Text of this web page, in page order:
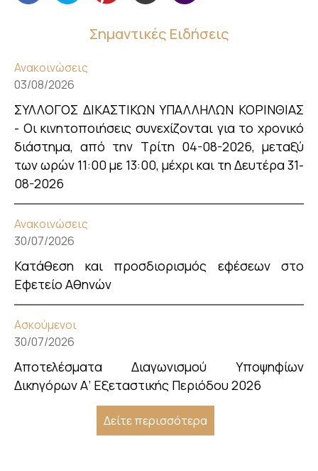
Σημαντικές Ειδήσεις
Ανακοινώσεις
03/08/2026
ΣΥΛΛΟΓΟΣ ΔΙΚΑΣΤΙΚΩΝ ΥΠΑΛΛΗΛΩΝ ΚΟΡΙΝΘΙΑΣ
- Οι κινητοποιήσεις συνεχίζονται για το χρονικό
διάστημα, από την Τρίτη 04-08-2026, μεταξύ
των ωρών 11:00 με 13:00, μέχρι και τη Δευτέρα 31-
08-2026
Ανακοινώσεις
30/07/2026
Κατάθεση και προσδιορισμός εφέσεων στο
Εφετείο Αθηνών
Ασκούμενοι
30/07/2026
Αποτελέσματα Διαγωνισμού Υποψηφίων
Δικηγόρων Α’ Εξεταστικής Περιόδου 2026
Δείτε περισσότερα